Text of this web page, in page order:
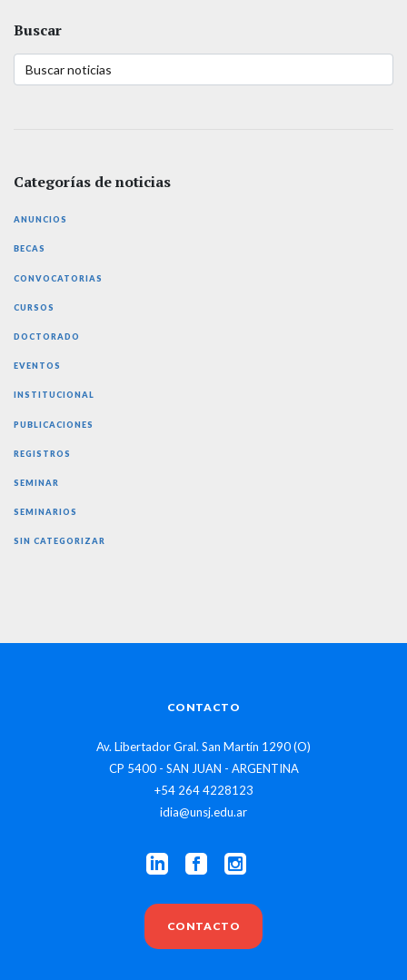
Buscar
Categorías de noticias
ANUNCIOS
BECAS
CONVOCATORIAS
CURSOS
DOCTORADO
EVENTOS
INSTITUCIONAL
PUBLICACIONES
REGISTROS
SEMINAR
SEMINARIOS
SIN CATEGORIZAR
CONTACTO
Av. Libertador Gral. San Martín 1290 (O)
CP 5400 - SAN JUAN - ARGENTINA
+54 264 4228123
idia@unsj.edu.ar
CONTACTO